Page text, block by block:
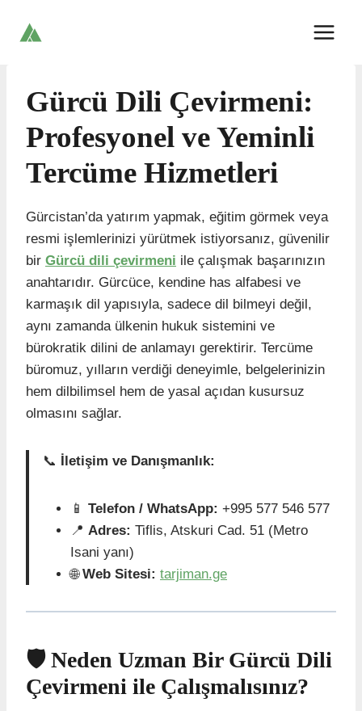
Gürcü Dili Çevirmeni:
Profesyonel ve Yeminli
Tercüme Hizmetleri
Gürcistan’da yatırım yapmak, eğitim görmek veya
resmi işlemlerinizi yürütmek istiyorsanız, güvenilir
bir Gürcü dili çevirmeni ile çalışmak başarınızın
anahtarıdır. Gürcüce, kendine has alfabesi ve
karmaşık dil yapısıyla, sadece dil bilmeyi değil,
aynı zamanda ülkenin hukuk sistemini ve
bürokratik dilini de anlamayı gerektirir. Tercüme
büromuz, yılların verdiği deneyimle, belgelerinizin
hem dilbilimsel hem de yasal açıdan kusursuz
olmasını sağlar.
📞 İletişim ve Danışmanlık:
📱 Telefon / WhatsApp: +995 577 546 577
📍 Adres: Tiflis, Atskuri Cad. 51 (Metro
Isani yanı)
🌐Web Sitesi: tarjiman.ge
🛡️ Neden Uzman Bir Gürcü Dili
Çevirmeni ile Çalışmalısınız?